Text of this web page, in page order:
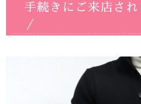
手続きにご来店さ
／